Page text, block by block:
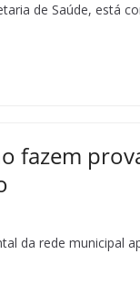
de Saúde, está
fazem
da rede municipal